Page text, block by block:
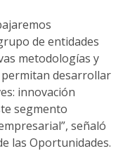
de entidades
metodologías y
desarrollar
innovación
segmento
señaló
las Oportunidades.